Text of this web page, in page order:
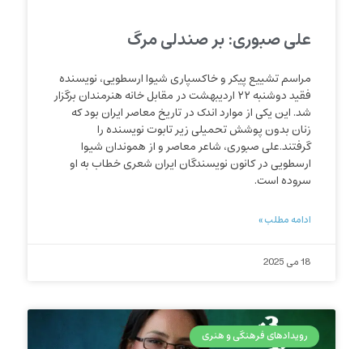
علی صبوری: بر صندلی مرگ
مراسم تشییع پیکر و خاکسپاری شیوا ارسطویی، نویسنده
فقید دوشنبه ۲۲ اردیبهشت در مقابل خانه هنرمندان برگزار
شد. این یکی از موارد اندک در تاریخ معاصر ایران بود که
زنان بدون پوشش تحمیلی زیر تابوت نویسنده را
گرفتند.علی صبوری، شاعر معاصر و از هموندان شیوا
ارسطویی در کانون نویسندگان ایران شعری خطاب به او
سروده است.
ادامه مطلب »
18 می 2025
رویدادهای فرهنگی و هنری